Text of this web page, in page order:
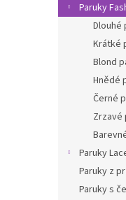
a
Paruky
Dlouhé
Krátké
Blond
Hnědé
Černé
Zrzavé
Paruky
Paruky z
Paruky s